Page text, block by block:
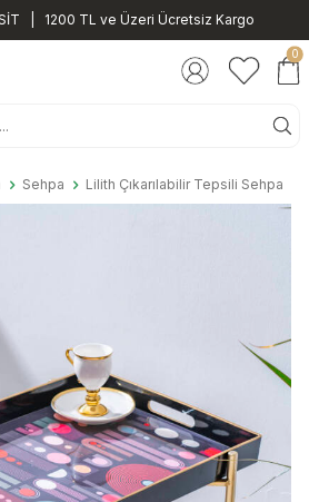
| 1200 TL ve Üzeri Ücretsiz Kargo
0
Sehpa Lilith Çıkarılabilir Tepsili Sehpa